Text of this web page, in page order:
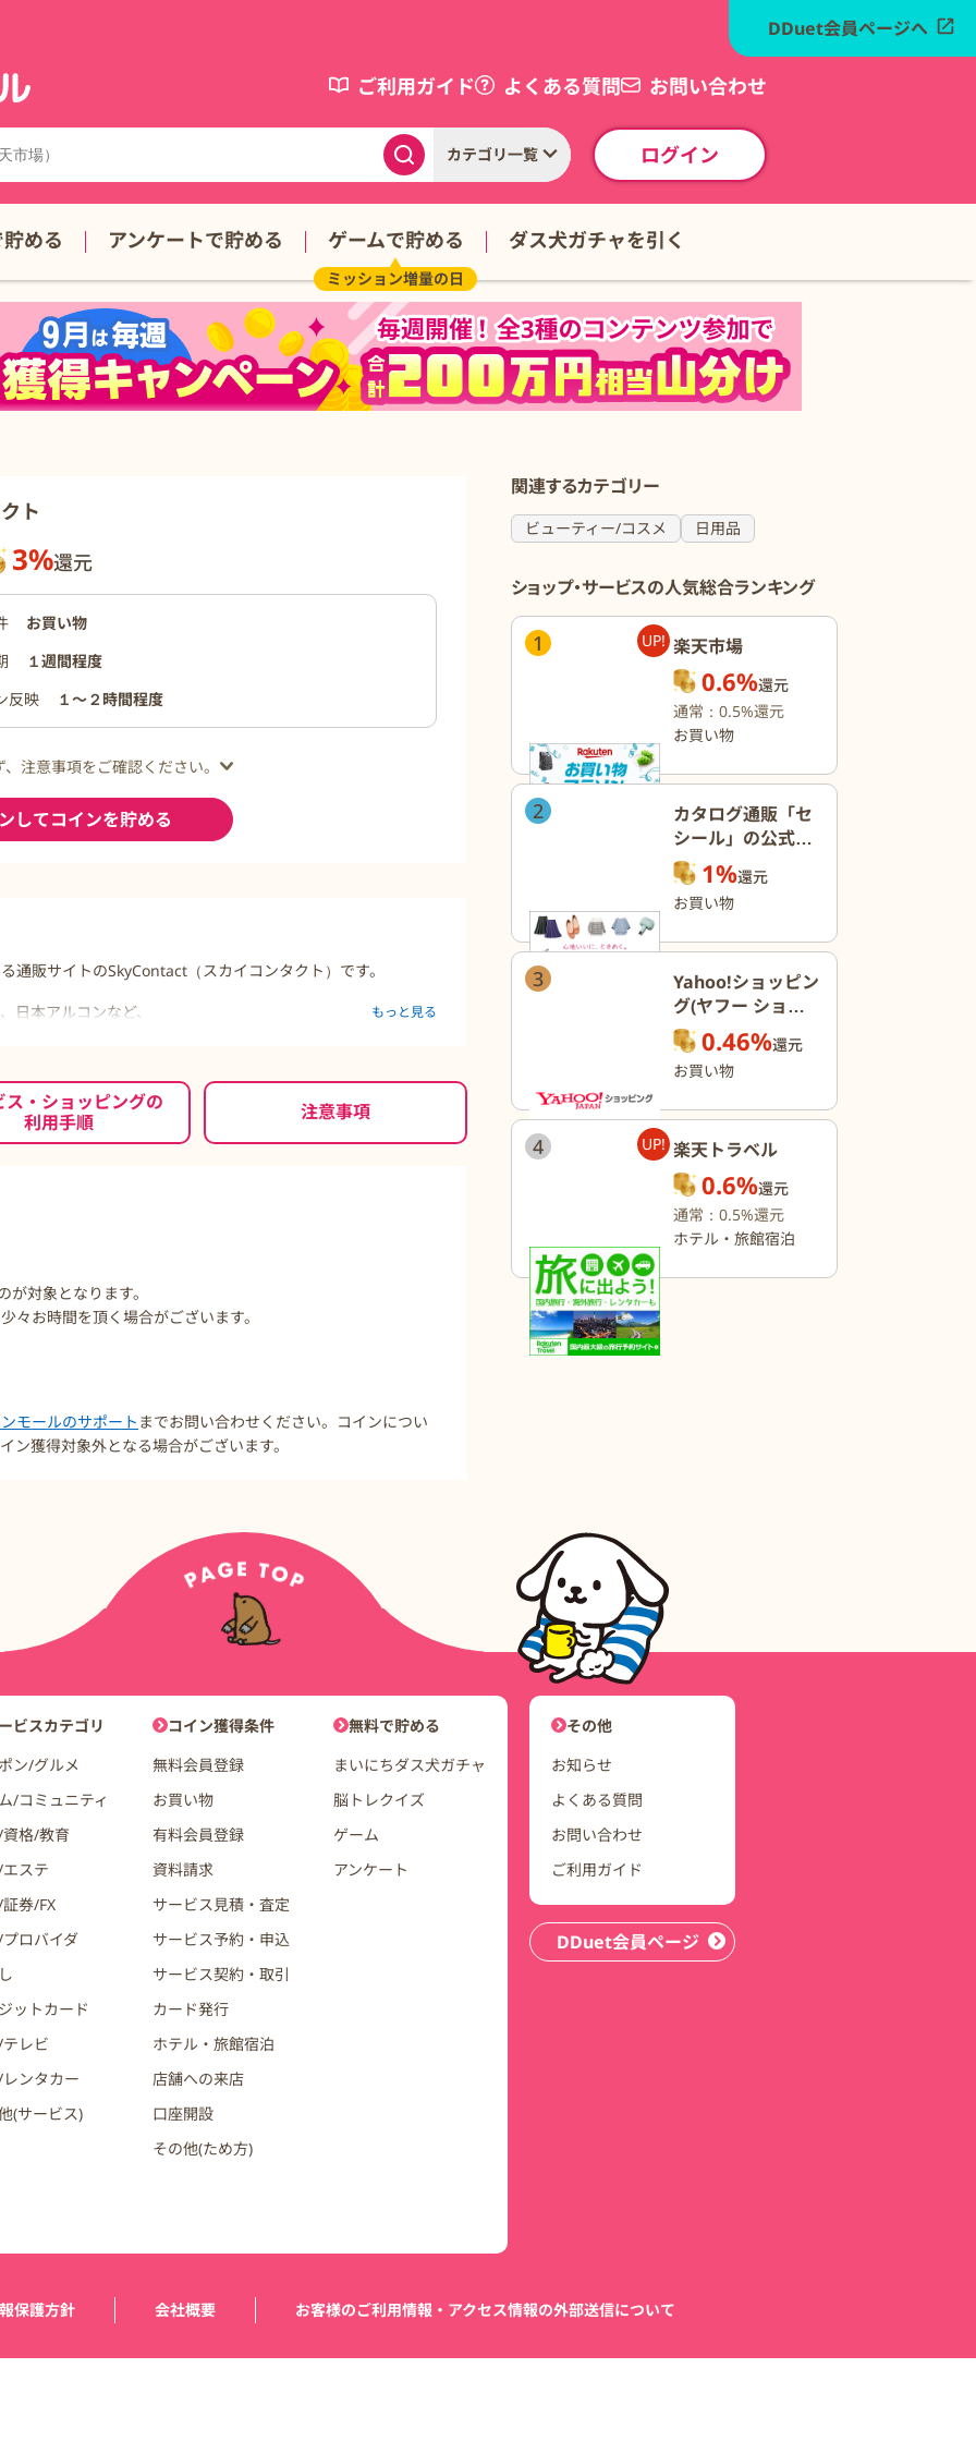
ご利用ガイド よくある質問 お問い合わせ
カテゴリ一覧 ログイン
DDuet会員ページへ
める アンケートで貯める ゲームで貯める
ミッション増量の日
ダス犬ガチャを引く
ト
3%還元
お買い物
１週間程度
反映
１〜２時間程度
注意事項をご確認ください。
してコインを貯める
通販サイトのSkyContact（スカイコンタクト）です。
日本アルコンなど、
もっと見る
ス・ショッピングの
利用手順
注意事項
対象となります。
お時間を頂く場合がございます。
モールのサポート までお問い合わせください。コインについ
獲得対象外となる場合がございます。
関連するカテゴリー
ビューティー/コスメ 日用品
ショップ・サービスの人気総合ランキング
1 UP! 楽天市場
0.6%還元
通常：0.5%還元
お買い物
2
カタログ通販「セ
シール」の公式オ
ンラインショップ
1%還元
お買い物
3
Yahoo!ショッピン
グ(ヤフー ショッ
ピング)0.46%還元
お買い物
4 UP! 楽天トラベル
0.6%還元
通常：0.5%還元
ホテル・旅館宿泊
ビスカテゴリ
ン/グルメ
/コミュニティ
格/教育
ステ
券/FX
ロバイダ
ットカード
レビ
ンタカー
(サービス)
コイン獲得条件
無料会員登録
お買い物
有料会員登録
資料請求
サービス見積・査定
サービス予約・申込
サービス契約・取引
カード発行
ホテル・旅館宿泊
店舗への来店
口座開設
その他(ため方)
無料で貯める
まいにちダス犬ガチャ
脳トレクイズ
ゲーム
アンケート
ユーザーナビゲーション
その他
お知らせ
よくある質問
お問い合わせ
ご利用ガイド
DDuet会員ページ
保護方針 会社概要 お客様のご利用情報・アクセス情報の外部送信について